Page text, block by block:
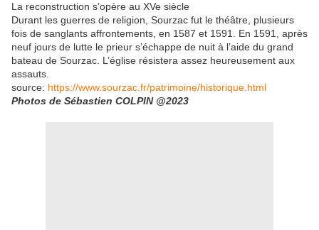
La reconstruction s’opère au XVe siècle
Durant les guerres de religion, Sourzac fut le théâtre, plusieurs
fois de sanglants affrontements, en 1587 et 1591. En 1591, après
neuf jours de lutte le prieur s’échappe de nuit à l’aide du grand
bateau de Sourzac. L’église résistera assez heureusement aux
assauts.
source: https://www.sourzac.fr/patrimoine/historique.html
Photos de Sébastien COLPIN @2023